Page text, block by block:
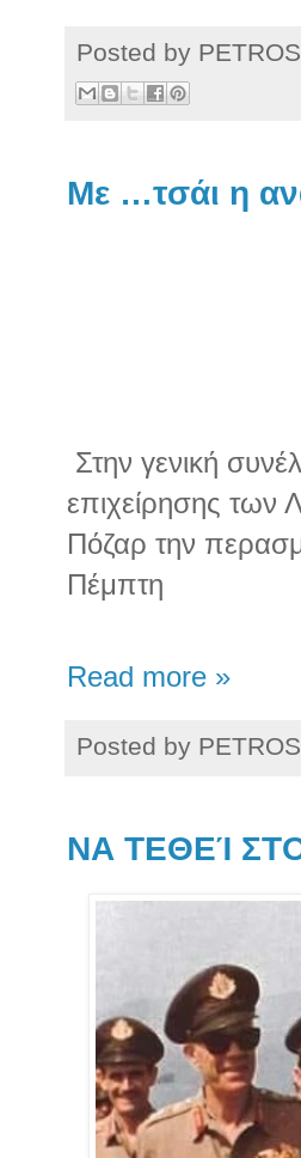
Posted by PETROS
Με …τσάι η
Στην γενική
επιχείρησης των
Πόζαρ την
Πέμπτη
Read more »
Posted by PETROS
ΝΑ ΤΕΘΕΊ